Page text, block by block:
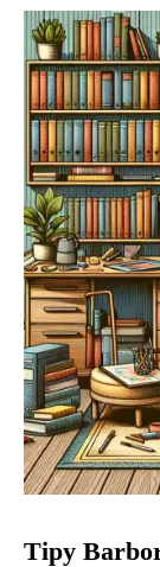
Tipy